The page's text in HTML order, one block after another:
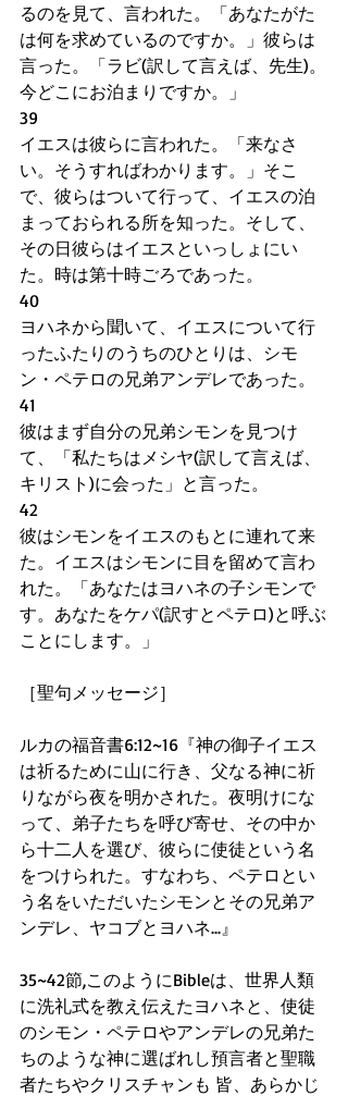
るのを見て、言われた。「あなたがた
は何を求めているのですか。」彼らは
言った。「ラビ(訳して言えば、先生)。
今どこにお泊まりですか。」
39
イエスは彼らに言われた。「来なさ
い。そうすればわかります。」そこ
で、彼らはついて行って、イエスの泊
まっておられる所を知った。そして、
その日彼らはイエスといっしょにい
た。時は第十時ごろであった。
40
ヨハネから聞いて、イエスについて行
ったふたりのうちのひとりは、シモ
ン・ペテロの兄弟アンデレであった。
41
彼はまず自分の兄弟シモンを見つけ
て、「私たちはメシヤ(訳して言えば、
キリスト)に会った」と言った。
42
彼はシモンをイエスのもとに連れて来
た。イエスはシモンに目を留めて言わ
れた。「あなたはヨハネの子シモンで
す。あなたをケパ(訳すとペテロ)と呼ぶ
ことにします。」
［聖句メッセージ］
ルカの福音書6:12~16『神の御子イエス
は祈るために山に行き、父なる神に祈
りながら夜を明かされた。夜明けにな
って、弟子たちを呼び寄せ、その中か
ら十二人を選び、彼らに使徒という名
をつけられた。すなわち、ペテロとい
う名をいただいたシモンとその兄弟ア
ンデレ、ヤコブとヨハネ...』
35~42節,このようにBibleは、世界人類
に洗礼式を教え伝えたヨハネと、使徒
のシモン・ペテロやアンデレの兄弟た
ちのような神に選ばれし預言者と聖職
者たちやクリスチャンも 皆、あらかじ